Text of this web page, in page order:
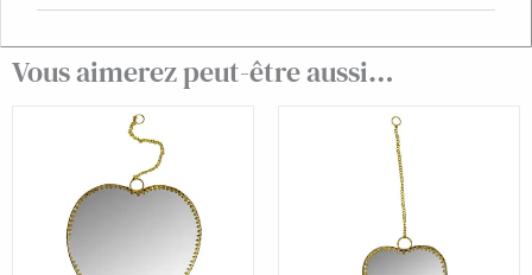
Vous aimerez peut-être aussi…